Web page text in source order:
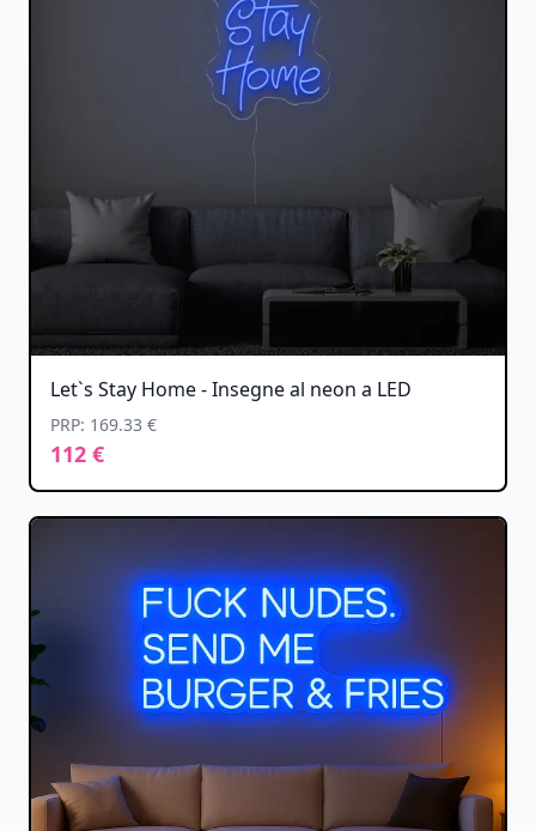
Let`s Stay Home - Insegne al neon a LED
PRP: 169.33 €
112 €